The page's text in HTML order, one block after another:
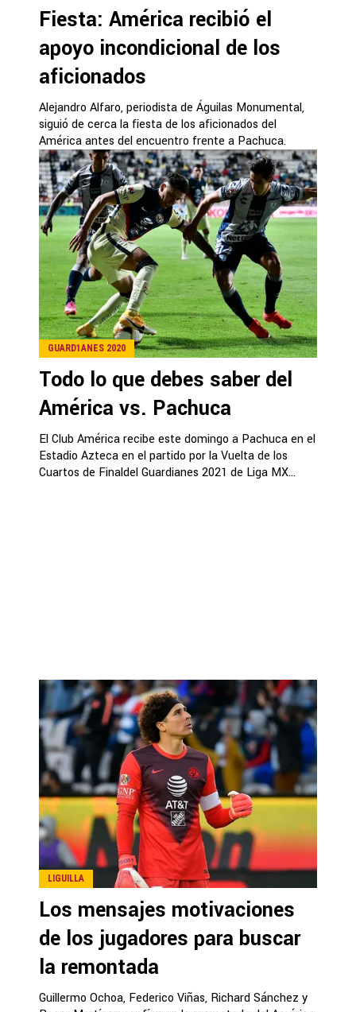
Fiesta: América recibió el
apoyo incondicional de los
aficionados
Alejandro Alfaro, periodista de Águilas Monumental,
siguió de cerca la fiesta de los aficionados del
América antes del encuentro frente a Pachuca.
GUARD1ANES 2020
Todo lo que debes saber del
América vs. Pachuca
El Club América recibe este domingo a Pachuca en el
Estadio Azteca en el partido por la Vuelta de los
Cuartos de Finaldel Guardianes 2021 de Liga MX...
LIGUILLA
Los mensajes motivaciones
de los jugadores para buscar
la remontada
Guillermo Ochoa, Federico Viñas, Richard Sánchez y